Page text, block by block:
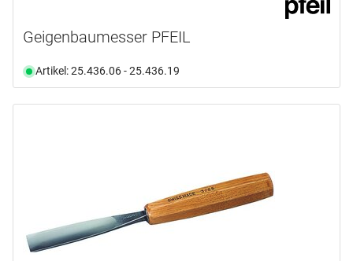
Geigenbaumesser PFEIL
Artikel: 25.436.06 - 25.436.19